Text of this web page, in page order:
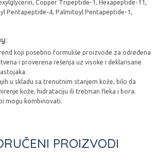
Copper Tripeptide-1, Hexapeptide-11,
Pentapeptide-4, Palmitoyl Pentapeptide-1,
koji posebno formuliše proizvode za određena
i proverena rešenja uz visoke i deklarisane
u skladu sa trenutnim stanjem kože, bilo da
kože, hidrataciju ili tretman fleka i bora.
mogu kombinovati.
PROIZVODI